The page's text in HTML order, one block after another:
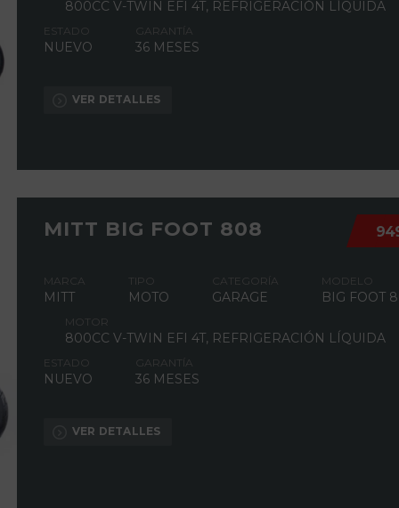
800CC V-TWIN EFI 4T, REFRIGERACIÓN LÍQUIDA
ESTADO
NUEVO
GARANTÍA
36 MESES
VER DETALLES
MITT BIG FOOT 808
MARCA
MITT
TIPO
MOTO
CATEGORÍA
GARAGE
MODELO
BIG FOOT
MOTOR
800CC V-TWIN EFI 4T, REFRIGERACIÓN LÍQUIDA
ESTADO
NUEVO
GARANTÍA
36 MESES
VER DETALLES